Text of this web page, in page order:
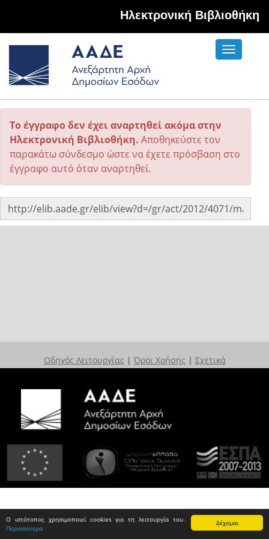
Δέχομαι
Ο ιστότοπος χρησιμοποιεί cookies για τη λειτουργία του.
Περισσότερα
Hλεκτρονική Βιβλιοθήκη
Toggle
Το έγγραφο δεν έχει αναρτηθεί ακόμα στην
Ηλεκτρονική Βιβλιοθήκη. Αποθηκεύστε τον
παρακάτω σύνδεσμο ώστε να έχετε πρόσβαση στο
έγγραφο αυτό όταν αναρτηθεί.
Οδηγός Λειτουργίας | Όροι Χρήσης | Σχετικά